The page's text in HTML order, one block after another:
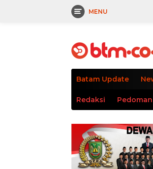
MENU
Batam Update
Redaksi